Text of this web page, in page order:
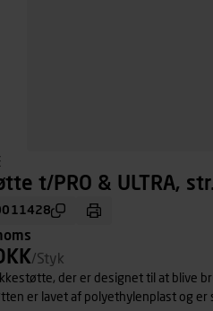
t/PRO & ULTRA,
/Styk
der er designet til at blive
er lavet af polyethylenplast og